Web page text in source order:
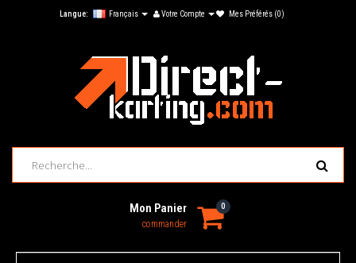
Langue: Français Votre Compte Mes Préférés (0)
Mon Panier
commander
0